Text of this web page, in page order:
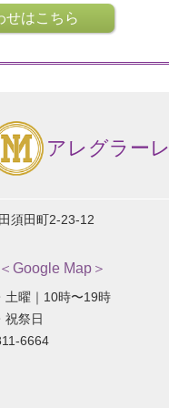
せはこちら
アレグラーレ
須田町2-23-12
Google Map＞
曜｜10時〜19時
祭日
6664